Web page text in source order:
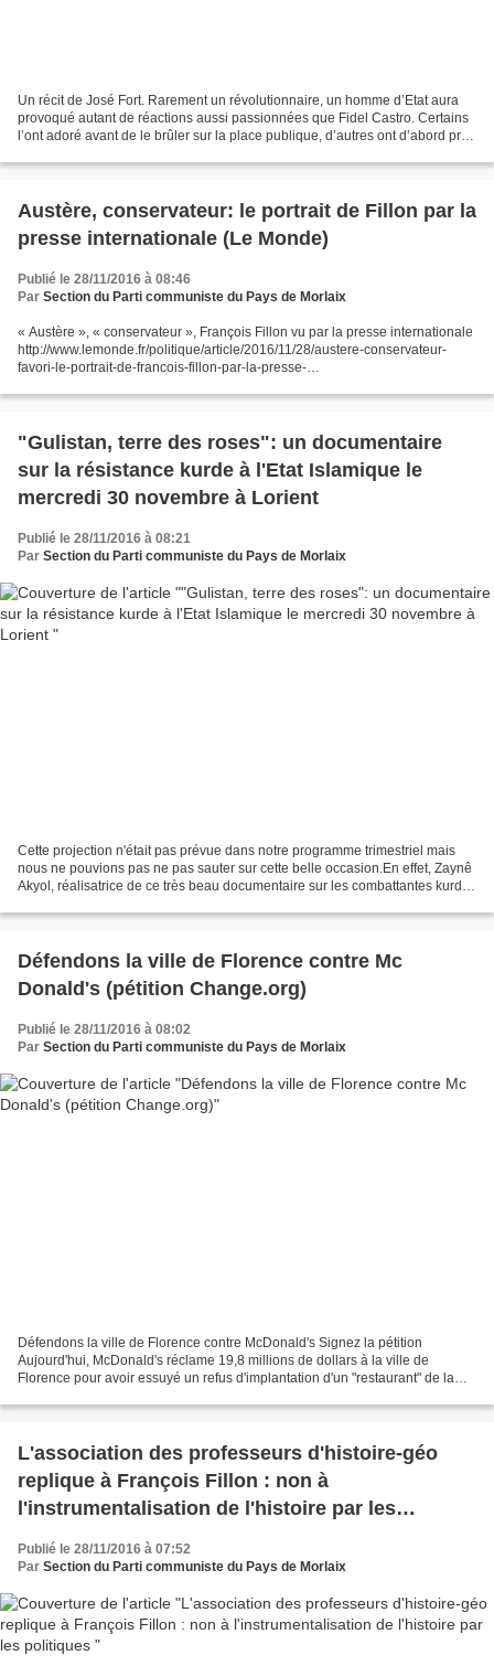
Un récit de José Fort. Rarement un révolutionnaire, un homme d’Etat aura
provoqué autant de réactions aussi passionnées que Fidel Castro. Certains
l’ont adoré avant de le brûler sur la place publique, d’autres ont d’abord pris
Austère, conservateur: le portrait de Fillon par la
presse internationale (Le Monde)
Publié le 28/11/2016 à 08:46
Par Section du Parti communiste du Pays de Morlaix
« Austère », « conservateur », François Fillon vu par la presse internationale
http://www.lemonde.fr/politique/article/2016/11/28/austere-conservateur-
favori-le-portrait-de-francois-fillon-par-la-presse-
"Gulistan, terre des roses": un documentaire
sur la résistance kurde à l'Etat Islamique le
mercredi 30 novembre à Lorient
Publié le 28/11/2016 à 08:21
Par Section du Parti communiste du Pays de Morlaix
Cette projection n'était pas prévue dans notre programme trimestriel mais
nous ne pouvions pas ne pas sauter sur cette belle occasion.En effet, Zaynê
Akyol, réalisatrice de ce très beau documentaire sur les combattantes kurdes
Défendons la ville de Florence contre Mc
Donald's (pétition Change.org)
Publié le 28/11/2016 à 08:02
Par Section du Parti communiste du Pays de Morlaix
Défendons la ville de Florence contre McDonald's Signez la pétition
Aujourd'hui, McDonald's réclame 19,8 millions de dollars à la ville de
Florence pour avoir essuyé un refus d'implantation d'un "restaurant" de la
L'association des professeurs d'histoire-géo
replique à François Fillon : non à
l'instrumentalisation de l'histoire par les
Publié le 28/11/2016 à 07:52
Par Section du Parti communiste du Pays de Morlaix